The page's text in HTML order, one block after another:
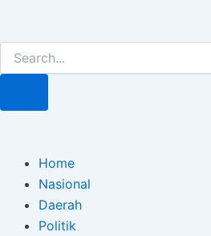
kontenSearch
Home
Nasional
Daerah
Politik